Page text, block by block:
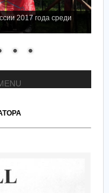
2017 года среди